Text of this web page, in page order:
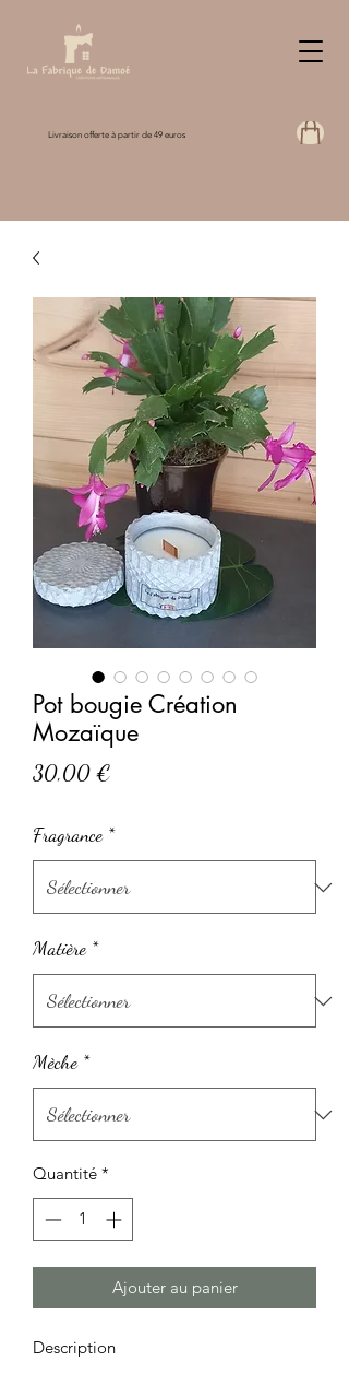
Livraison offerte à partir de 49 euros
Pot bougie Création
Mozaïque
30,00 €
Fragrance *
Matière *
Mèche *
Quantité *
Ajouter au panier
Description